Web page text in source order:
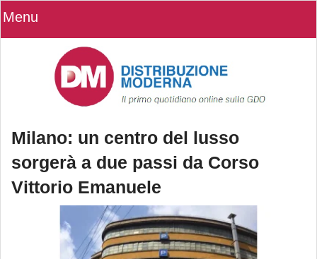
Menu
Milano: un centro del lusso
sorgerà a due passi da Corso
Vittorio Emanuele